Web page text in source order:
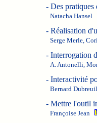
- Des pratiques
Natacha Hansel
- Réalisation
Serge Merle,
- Interrogation
A. Antonelli,
- Interactivité
Bernard
- Mettre l'outil
Françoise Jean